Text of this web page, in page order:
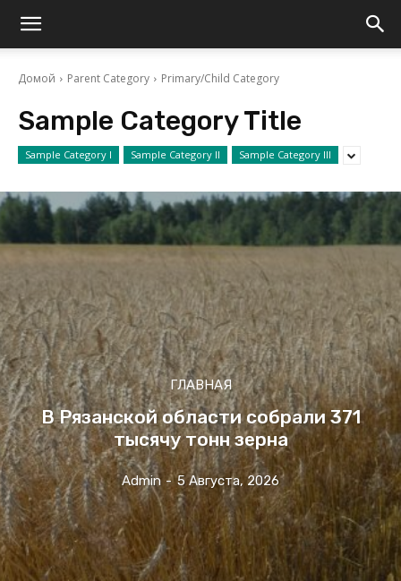
Домой Parent Category Primary/Child Category
Sample Category Title
Sample Category I Sample Category II Sample Category III
ГЛАВНАЯ
В Рязанской области собрали 371
тысячу тонн зерна
Admin - 5 Августа, 2026